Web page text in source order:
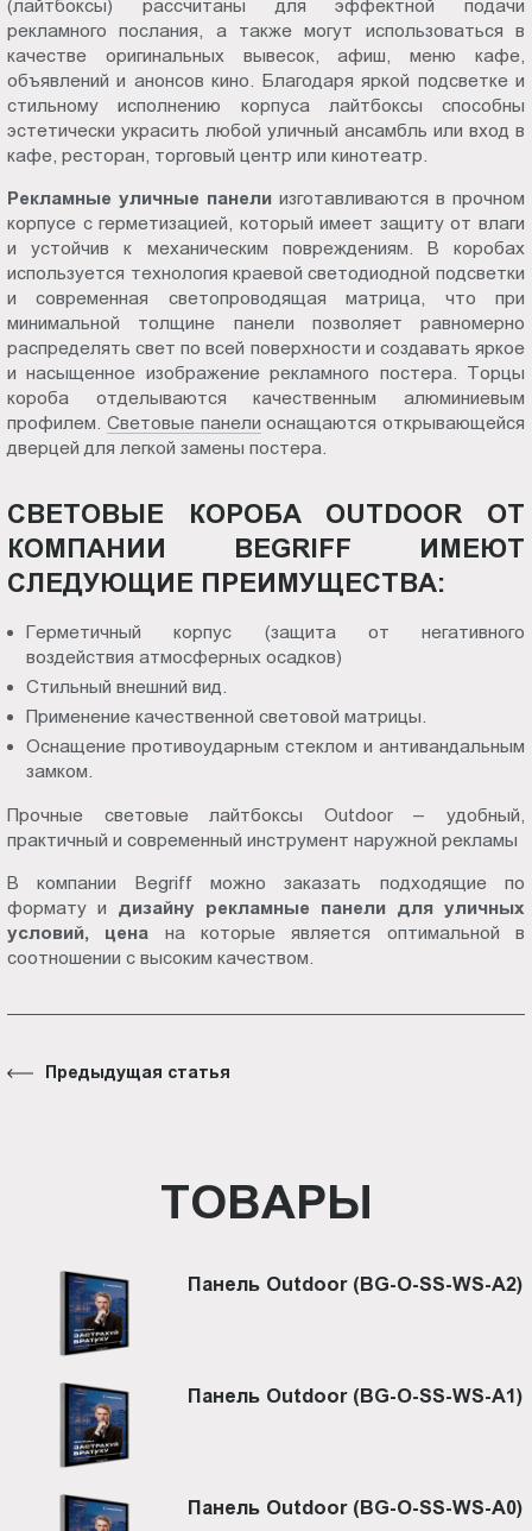
(лайтбоксы) рассчитаны для эффектной подачи
рекламного послания, а также могут использоваться в
качестве оригинальных вывесок, афиш, меню кафе,
объявлений и анонсов кино. Благодаря яркой подсветке и
стильному исполнению корпуса лайтбоксы способны
эстетически украсить любой уличный ансамбль или вход в
кафе, ресторан, торговый центр или кинотеатр.
Рекламные уличные панели изготавливаются в прочном
корпусе с герметизацией, который имеет защиту от влаги
и устойчив к механическим повреждениям. В коробах
используется технология краевой светодиодной подсветки
и современная светопроводящая матрица, что при
минимальной толщине панели позволяет равномерно
распределять свет по всей поверхности и создавать яркое
и насыщенное изображение рекламного постера. Торцы
короба отделываются качественным алюминиевым
профилем. Световые панели оснащаются открывающейся
дверцей для легкой замены постера.
СВЕТОВЫЕ КОРОБА OUTDOOR ОТ
КОМПАНИИ BEGRIFF ИМЕЮТ
СЛЕДУЮЩИЕ ПРЕИМУЩЕСТВА:
Герметичный корпус (защита от негативного
воздействия атмосферных осадков)
Стильный внешний вид.
Применение качественной световой матрицы.
Оснащение противоударным стеклом и антивандальным
замком.
Прочные световые лайтбоксы Outdoor – удобный,
практичный и современный инструмент наружной рекламы
В компании Begriff можно заказать подходящие по
формату и дизайну рекламные панели для уличных
условий, цена на которые является оптимальной в
соотношении с высоким качеством.
Предыдущая статья
ТОВАРЫ
Панель Outdoor (BG-O-SS-WS-A2)
Панель Outdoor (BG-O-SS-WS-A1)
Панель Outdoor (BG-O-SS-WS-A0)
Пт.:
9.00-
18.00
Сб.,
Вс.:
выходной